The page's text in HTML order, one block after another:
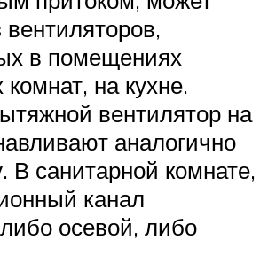
вентиляторов,
в помещениях
на кухне.
вентилятор на
аналогично
В санитарной комнате,
канал
осевой, либо